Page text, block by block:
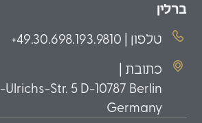
ברלין
טלפון | 49.30.698.193.9810+
כתובת |
Str. 5 D-10787 Berlin
Germany